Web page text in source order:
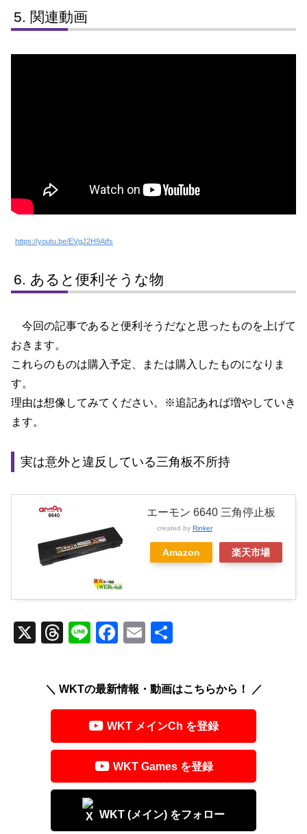
関連動画
https://youtu.be/EVgJ2H9Atfs
あると便利そうな物
今回の記事であると便利そうだなと思ったものを上げて
おきます。
これらのものは購入予定、または購入したものになりま
す。
理由は想像してみてください。※追記あれば増やしていき
ます。
実は意外と違反している三角板不所持
エーモン 6640 三角停止板
created by Rinker
Amazon 楽天市場
X
T
a
s
Li
F
e
b
o
o
k
E
＼ WKTの最新情報・動画はこちらから！ ／
WKT メインCh を登録
WKT Games を登録
WKT (メイン) をフォロー